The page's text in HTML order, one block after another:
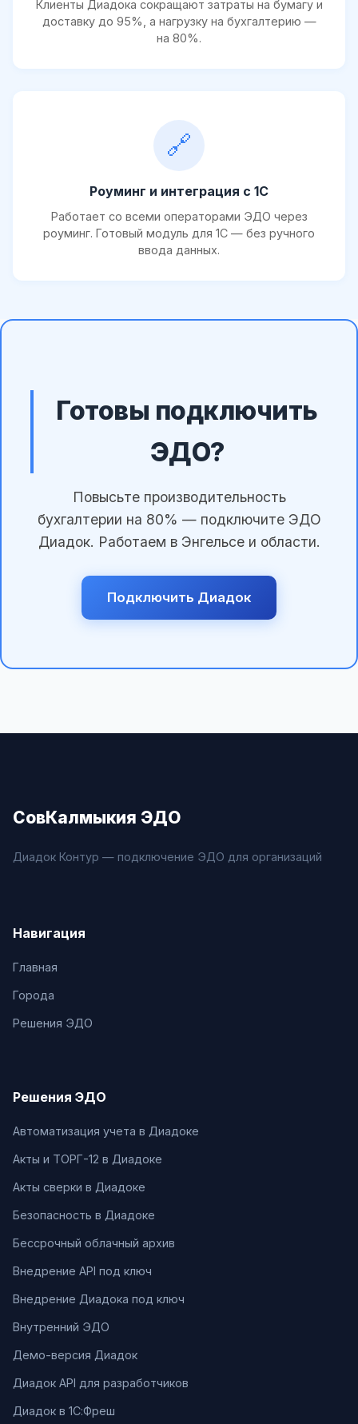
Клиенты Диадока сокращают затраты на бумагу и
доставку до 95%, а нагрузку на бухгалтерию —
на 80%.
🔗
Роуминг и интеграция с 1С
Работает со всеми операторами ЭДО через
роуминг. Готовый модуль для 1С — без ручного
ввода данных.
Готовы подключить
ЭДО?
Повысьте производительность
бухгалтерии на 80% — подключите ЭДО
Диадок. Работаем в Энгельсе и области.
Подключить Диадок
СовКалмыкия ЭДО
Диадок Контур — подключение ЭДО для организаций
Навигация
Главная
Города
Решения ЭДО
Решения ЭДО
Автоматизация учета в Диадоке
Акты и ТОРГ-12 в Диадоке
Акты сверки в Диадоке
Безопасность в Диадоке
Бессрочный облачный архив
Внедрение API под ключ
Внедрение Диадока под ключ
Внутренний ЭДО
Демо-версия Диадок
Диадок API для разработчиков
Диадок в 1С:Фреш